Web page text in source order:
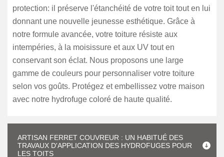
protection: il préserve l'étanchéité de votre toit tout en lui
donnant une nouvelle jeunesse esthétique. Grâce à
notre formule avancée, votre toiture résiste aux
intempéries, à la moisissure et aux UV tout en
conservant son éclat. Nous proposons une large
gamme de couleurs pour personnaliser votre toiture
selon vos goûts. Protégez et embellissez votre maison
avec notre hydrofuge coloré de haute qualité.
ARTISAN FERRET COUVREUR : UN HABITUÉ DES
TRAVAUX D'APPLICATION DES HYDROFUGES POUR
LES TOITS